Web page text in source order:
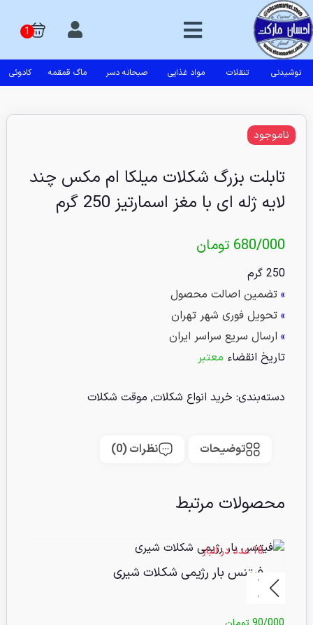
نوشیدنی تنقلات مواد غذایی صبحانه دسر ماگ قمقمه کادوئی
تابلت بزرگ شکلات میلکا ام مکس چند
لایه ژله ای با مغز اسمارتیز 250 گرم
680/000 تومان
250 گرم
» تضمین اصالت محصول
» تحویل فوری شهر تهران
» ارسال سریع سراسر ایران
تاریخ انقضاء معتبر
ناموجود
دسته‌بندی: خرید انواع شکلات, موقت شکلات
توضیحات نظرات (0)
محصولات مرتبط
18 عدد در انبار
فیتنس بار رژیمی شکلات شیری